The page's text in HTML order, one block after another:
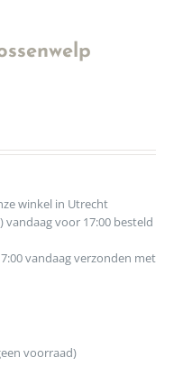
winkel in Utrecht
voor 17:00 besteld
vandaag verzonden met
voorraad)